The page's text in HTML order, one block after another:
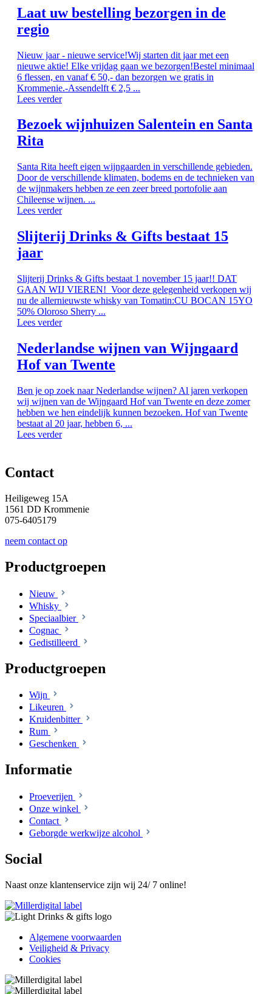
Laat uw bestelling bezorgen in de
regio
Nieuw jaar - nieuwe service!Wij starten dit jaar met een
nieuwe aktie! Elke vrijdag gaan we bezorgen!Bestel minimaal
6 flessen, en vanaf € 50,- dan bezorgen we gratis in
Krommenie.-Assendelft € 2,5 ...
Lees verder
Bezoek wijnhuizen Salentein en Santa
Rita
Santa Rita heeft eigen wijngaarden in verschillende gebieden.
Door de verschillende klimaten, bodems en de technieken van
de wijnmakers hebben ze een zeer breed portofolie aan
Chileense wijnen. ...
Lees verder
Slijterij Drinks & Gifts bestaat 15
jaar
Slijterij Drinks & Gifts bestaat 1 november 15 jaar!! DAT
GAAN WIJ VIEREN! Voor deze gelegenheid verkopen wij
nu de allernieuwste whisky van Tomatin:CU BOCAN 15YO
50% Oloroso Sherry ...
Lees verder
Nederlandse wijnen van Wijngaard
Hof van Twente
Ben je op zoek naar Nederlandse wijnen? Al jaren verkopen
wij wijnen van de Wijngaard Hof van Twente en deze zomer
hebben we hen eindelijk kunnen bezoeken. Hof van Twente
bestaat al 20 jaar, hebben 6, ...
Lees verder
Contact
Heiligeweg 15A
1561 DD Krommenie
075-6405179
neem contact op
Productgroepen
Nieuw
Whisky
Speciaalbier
Cognac
Gedistilleerd
Productgroepen
Wijn
Likeuren
Kruidenbitter
Rum
Geschenken
Informatie
Proeverijen
Onze winkel
Contact
Geborgde werkwijze alcohol
Social
Naast onze klantenservice zijn wij 24/ 7 online!
Algemene voorwaarden
Veiligheid & Privacy
Cookies